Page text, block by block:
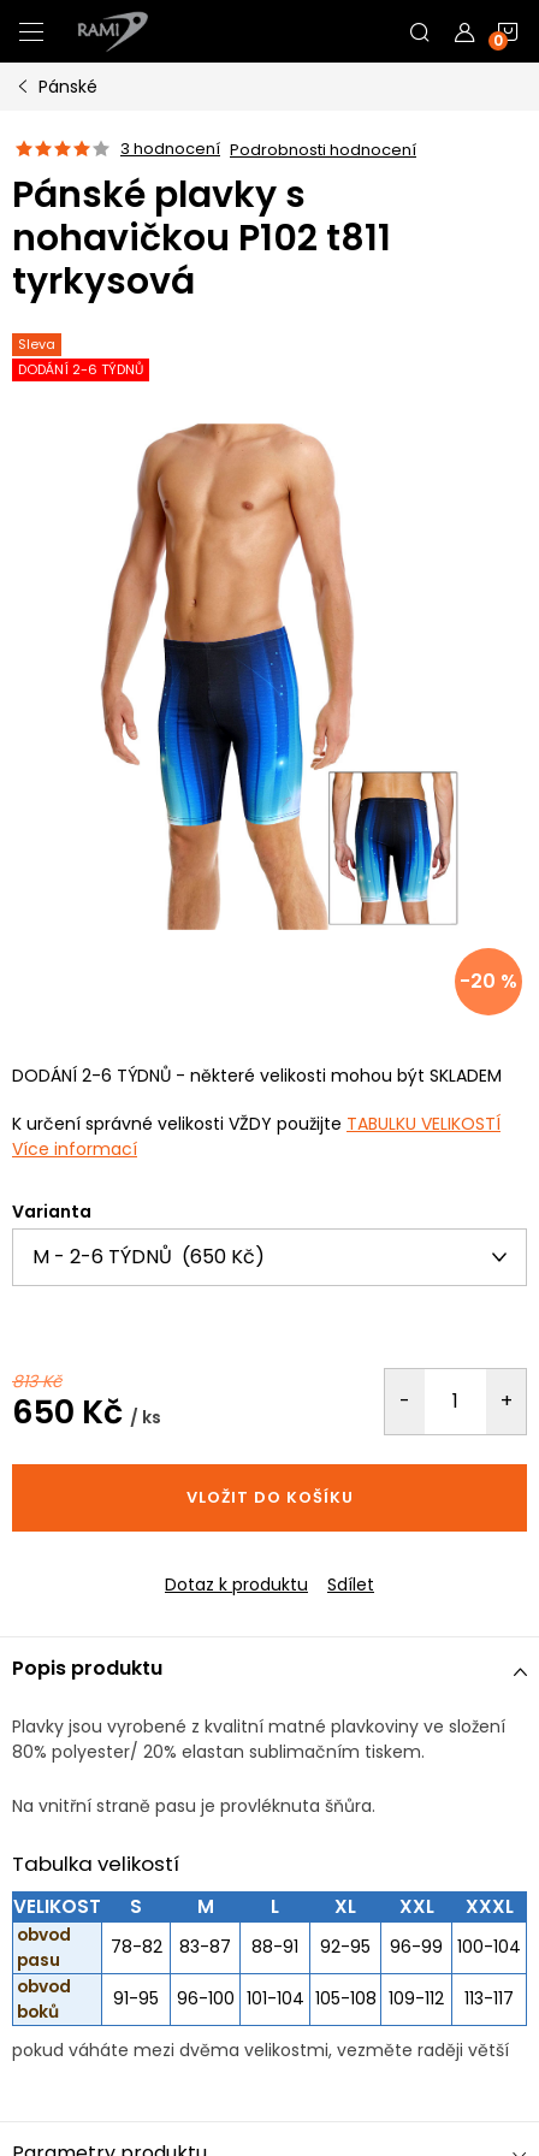
na
obsah
Pánské
3 hodnocení Podrobnosti hodnocení
Pánské plavky s
nohavičkou P102 t811
tyrkysová
Sleva
DODÁNÍ 2-6 TÝDNŮ
-20 %
DODÁNÍ 2-6 TÝDNŮ - některé velikosti mohou být SKLADEM
K určení správné velikosti VŽDY použijte TABULKU VELIKOSTÍ
Více informací
Varianta
813 Kč
650 Kč / ks
cena:
VLOŽIT DO KOŠÍKU
Dotaz k produktu Sdílet
Popis produktu
Plavky jsou vyrobené z kvalitní matné plavkoviny ve složení
80% polyester/ 20% elastan sublimačním tiskem.
Na vnitřní straně pasu je provléknuta šňůra.
Tabulka velikostí
VELIKOST S M L XL XXL XXXL
obvod
pasu
78-82 83-87 88-91 92-95 96-99
100-104
obvod
boků
91-95 96-100 101-104 105-108 109-112 113-117
pokud váháte mezi dvěma velikostmi, vezměte raději větší